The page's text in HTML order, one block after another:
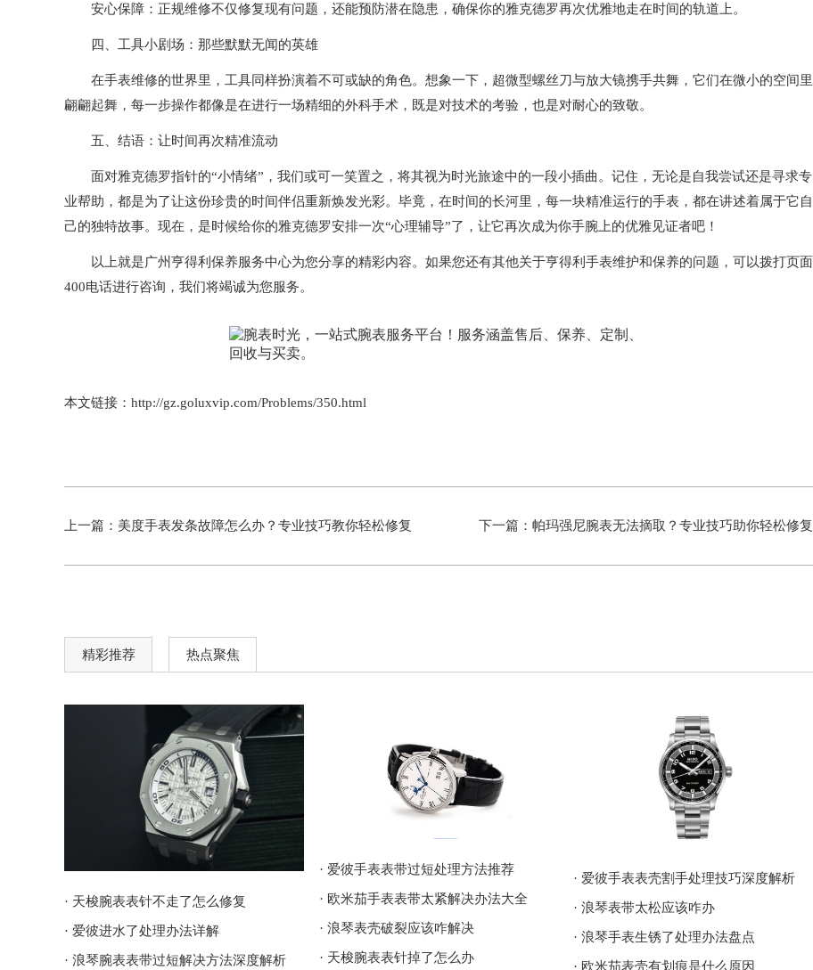
安心保障：正规维修不仅修复现有问题，还能预防潜在隐患，确保你的雅克德罗再次优雅地走在时间的轨道上。
四、工具小剧场：那些默默无闻的英雄
在手表维修的世界里，工具同样扮演着不可或缺的角色。想象一下，超微型螺丝刀与放大镜携手共舞，它们在微小的空间里
翩翩起舞，每一步操作都像是在进行一场精细的外科手术，既是对技术的考验，也是对耐心的致敬。
五、结语：让时间再次精准流动
面对雅克德罗指针的“小情绪”，我们或可一笑置之，将其视为时光旅途中的一段小插曲。记住，无论是自我尝试还是寻求专
业帮助，都是为了让这份珍贵的时间伴侣重新焕发光彩。毕竟，在时间的长河里，每一块精准运行的手表，都在讲述着属于它自
己的独特故事。现在，是时候给你的雅克德罗安排一次“心理辅导”了，让它再次成为你手腕上的优雅见证者吧！
以上就是广州亨得利保养服务中心为您分享的精彩内容。如果您还有其他关于亨得利手表维护和保养的问题，可以拨打页面
400电话进行咨询，我们将竭诚为您服务。
本文链接：http://gz.goluxvip.com/Problems/350.html
上一篇： 美度手表发条故障怎么办？专业技巧教你轻松修复 下一篇： 帕玛强尼腕表无法摘取？专业技巧助你轻松修复
精彩推荐 热点聚焦
· 天梭腕表表针不走了怎么修复
· 爱彼进水了处理办法详解
· 浪琴腕表表带过短解决方法深度解析
· 爱彼手表表带过短处理方法推荐
· 欧米茄手表表带太紧解决办法大全
· 浪琴表壳破裂应该咋解决
· 天梭腕表表针掉了怎么办
· 爱彼手表表壳割手处理技巧深度解析
· 浪琴表带太松应该咋办
· 浪琴手表生锈了处理办法盘点
· 欧米茄表壳有划痕是什么原因